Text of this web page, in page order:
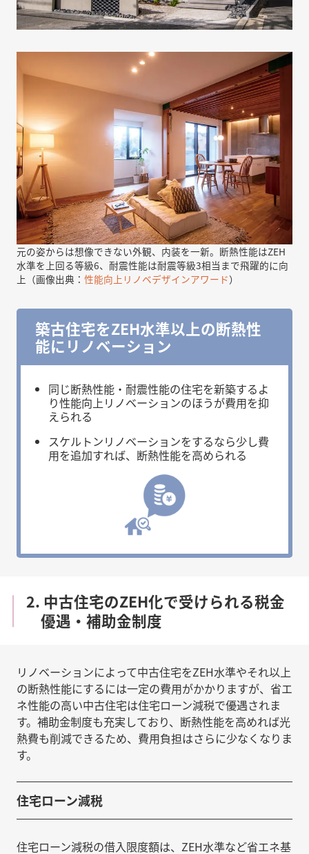
元の姿からは想像できない外観、内装を一新。断熱性能はZEH
水準を上回る等級6、耐震性能は耐震等級3相当まで飛躍的に向
上（画像出典： 性能向上リノベデザインアワード）
築古住宅をZEH水準以上の断熱性
能にリノベーション
同じ断熱性能・耐震性能の住宅を新築するよ
り性能向上リノベーションのほうが費用を抑
えられる
スケルトンリノベーションをするなら少し費
用を追加すれば、断熱性能を高められる
2. 中古住宅のZEH化で受けられる税金
優遇・補助金制度
リノベーションによって中古住宅をZEH水準やそれ以上
の断熱性能にするには一定の費用がかかりますが、省エ
ネ性能の高い中古住宅は住宅ローン減税で優遇されま
す。補助金制度も充実しており、断熱性能を高めれば光
熱費も削減できるため、費用負担はさらに少なくなりま
す。
住宅ローン減税
住宅ローン減税の借入限度額は、ZEH水準など省エネ基